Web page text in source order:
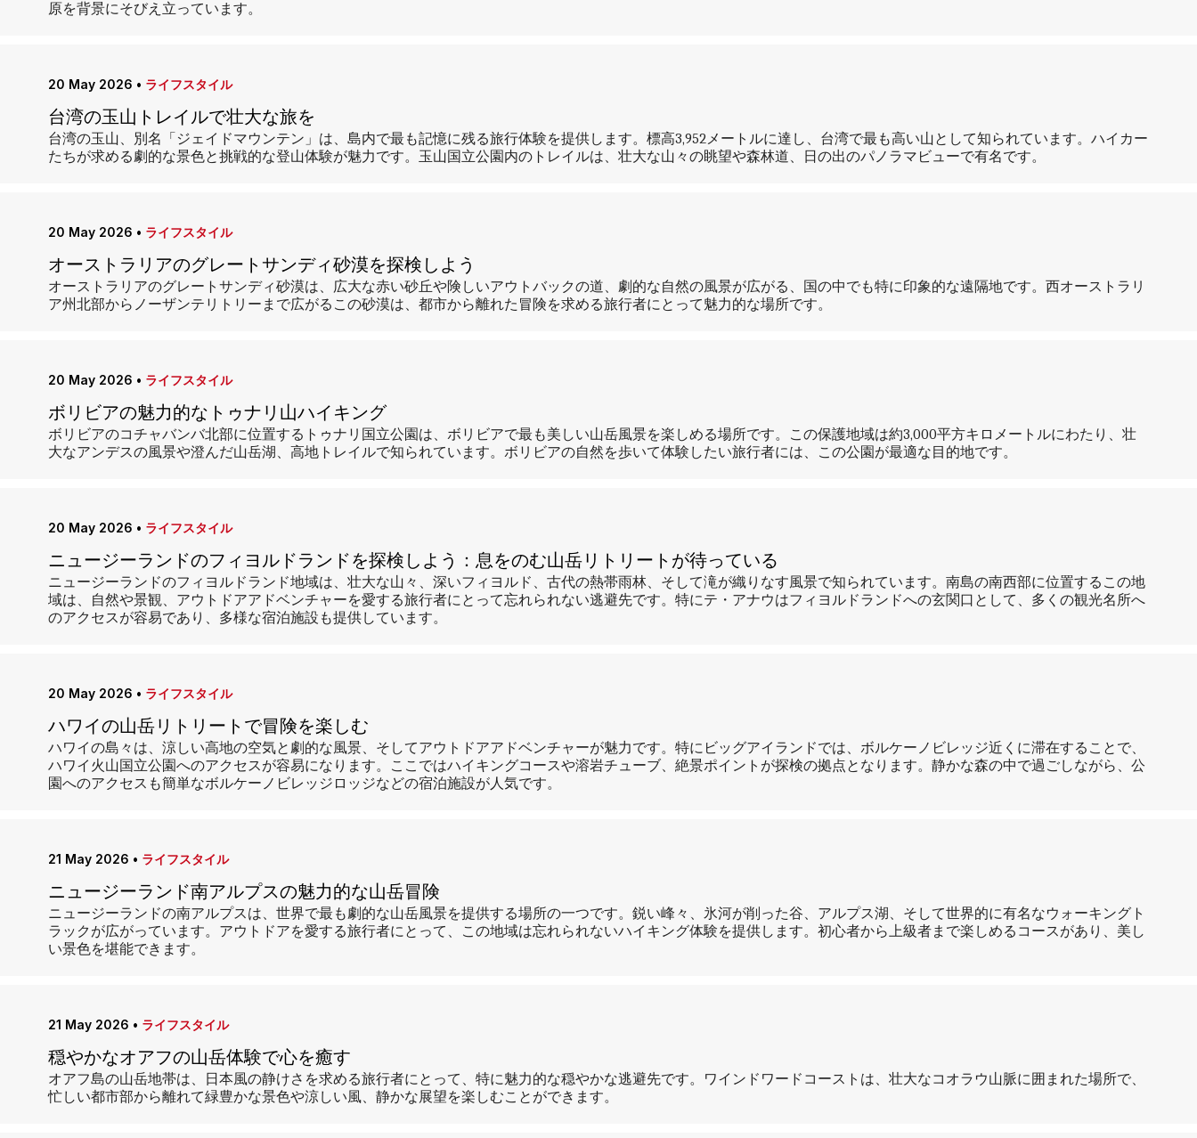
原を背景にそびえ立っています。
20 May 2026 • ライフスタイル
台湾の玉山トレイルで壮大な旅を
台湾の玉山、別名「ジェイドマウンテン」は、島内で最も記憶に残る旅行体験を提供します。標高3,952メートルに達し、台湾で最も高い山として知られています。ハイカー
たちが求める劇的な景色と挑戦的な登山体験が魅力です。玉山国立公園内のトレイルは、壮大な山々の眺望や森林道、日の出のパノラマビューで有名です。
20 May 2026 • ライフスタイル
オーストラリアのグレートサンディ砂漠を探検しよう
オーストラリアのグレートサンディ砂漠は、広大な赤い砂丘や険しいアウトバックの道、劇的な自然の風景が広がる、国の中でも特に印象的な遠隔地です。西オーストラリ
ア州北部からノーザンテリトリーまで広がるこの砂漠は、都市から離れた冒険を求める旅行者にとって魅力的な場所です。
20 May 2026 • ライフスタイル
ボリビアの魅力的なトゥナリ山ハイキング
ボリビアのコチャバンバ北部に位置するトゥナリ国立公園は、ボリビアで最も美しい山岳風景を楽しめる場所です。この保護地域は約3,000平方キロメートルにわたり、壮
大なアンデスの風景や澄んだ山岳湖、高地トレイルで知られています。ボリビアの自然を歩いて体験したい旅行者には、この公園が最適な目的地です。
20 May 2026 • ライフスタイル
ニュージーランドのフィヨルドランドを探検しよう：息をのむ山岳リトリートが待っている
ニュージーランドのフィヨルドランド地域は、壮大な山々、深いフィヨルド、古代の熱帯雨林、そして滝が織りなす風景で知られています。南島の南西部に位置するこの地
域は、自然や景観、アウトドアアドベンチャーを愛する旅行者にとって忘れられない逃避先です。特にテ・アナウはフィヨルドランドへの玄関口として、多くの観光名所へ
のアクセスが容易であり、多様な宿泊施設も提供しています。
20 May 2026 • ライフスタイル
ハワイの山岳リトリートで冒険を楽しむ
ハワイの島々は、涼しい高地の空気と劇的な風景、そしてアウトドアアドベンチャーが魅力です。特にビッグアイランドでは、ボルケーノビレッジ近くに滞在することで、
ハワイ火山国立公園へのアクセスが容易になります。ここではハイキングコースや溶岩チューブ、絶景ポイントが探検の拠点となります。静かな森の中で過ごしながら、公
園へのアクセスも簡単なボルケーノビレッジロッジなどの宿泊施設が人気です。
21 May 2026 • ライフスタイル
ニュージーランド南アルプスの魅力的な山岳冒険
ニュージーランドの南アルプスは、世界で最も劇的な山岳風景を提供する場所の一つです。鋭い峰々、氷河が削った谷、アルプス湖、そして世界的に有名なウォーキングト
ラックが広がっています。アウトドアを愛する旅行者にとって、この地域は忘れられないハイキング体験を提供します。初心者から上級者まで楽しめるコースがあり、美し
い景色を堪能できます。
21 May 2026 • ライフスタイル
穏やかなオアフの山岳体験で心を癒す
オアフ島の山岳地帯は、日本風の静けさを求める旅行者にとって、特に魅力的な穏やかな逃避先です。ワインドワードコーストは、壮大なコオラウ山脈に囲まれた場所で、
忙しい都市部から離れて緑豊かな景色や涼しい風、静かな展望を楽しむことができます。